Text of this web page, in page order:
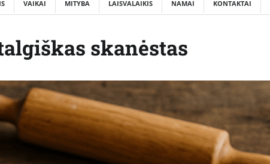
VAIKAI MITYBA LAISVALAIKIS NAMAI KONTAKTAI
skanėstas